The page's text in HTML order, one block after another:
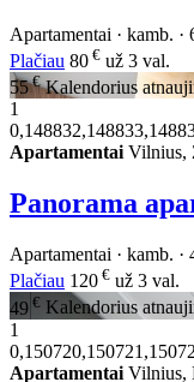
Apartamentai · kamb. ·
Plačiau 80 € už 3 val.
55€ Kalendorius
1
Apartamentai Vilnius,
Panorama
Apartamentai · kamb. ·
Plačiau 120 € už 3 val.
49 € Kalendorius
1
Apartamentai Vilnius,